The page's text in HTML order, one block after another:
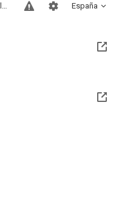
España
Sitios compatibles
2026 (Quedan 3 meses)
2026 (Quedan 3 meses)